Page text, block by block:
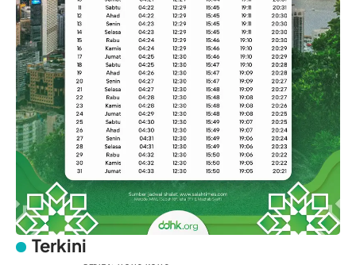
Terkini